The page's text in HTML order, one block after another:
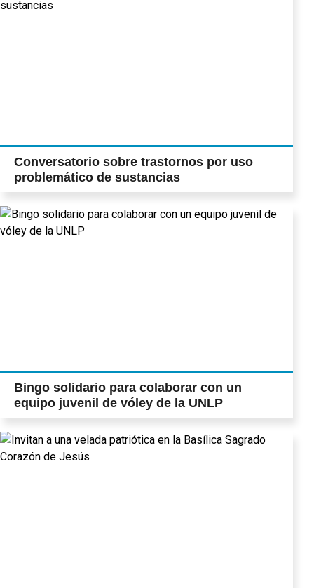
Conversatorio sobre trastornos por uso
problemático de sustancias
Bingo solidario para colaborar con un
equipo juvenil de vóley de la UNLP